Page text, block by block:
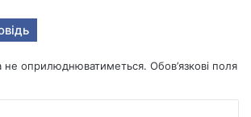
не оприлюднюватиметься. Обов’язкові поля